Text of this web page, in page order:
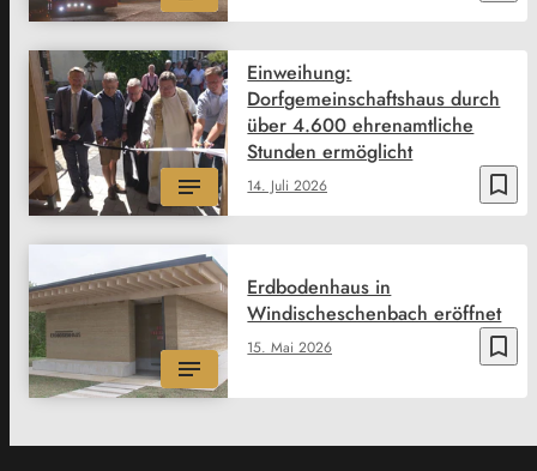
bookmark_border
14. Juli 2026
Einweihung:
Dorfgemeinschaftshaus durch
über 4.600 ehrenamtliche
Stunden ermöglicht
bookmark_border
15. Mai 2026
Erdbodenhaus in
Windischeschenbach eröffnet